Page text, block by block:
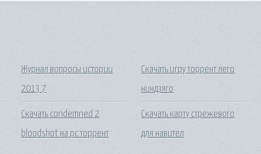
Журнал вопросы истории
2013 7
Скачать condemned 2
bloodshot на pc торрент
Скачать игру торрент лего
ниндзяго
Скачать карту стрежевого
для навител